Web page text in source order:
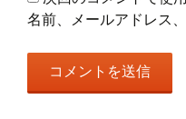
名前、メールアドレス